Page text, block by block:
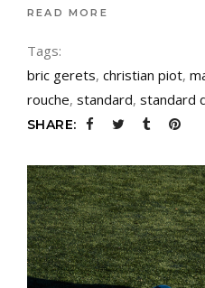
READ MORE
Tags:
bric gerets, christian piot,
rouche, standard, standard
SHARE: